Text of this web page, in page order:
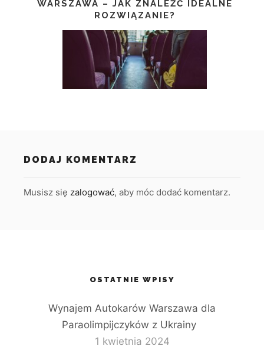
WARSZAWA – JAK ZNALEŹĆ IDEALNE
ROZWIĄZANIE?
DODAJ KOMENTARZ
Musisz się zalogować, aby móc dodać komentarz.
OSTATNIE WPISY
Wynajem Autokarów Warszawa dla
Paraolimpijczyków z Ukrainy
1 kwietnia 2024